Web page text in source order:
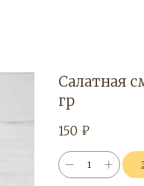
Салатная
гр
150 ₽